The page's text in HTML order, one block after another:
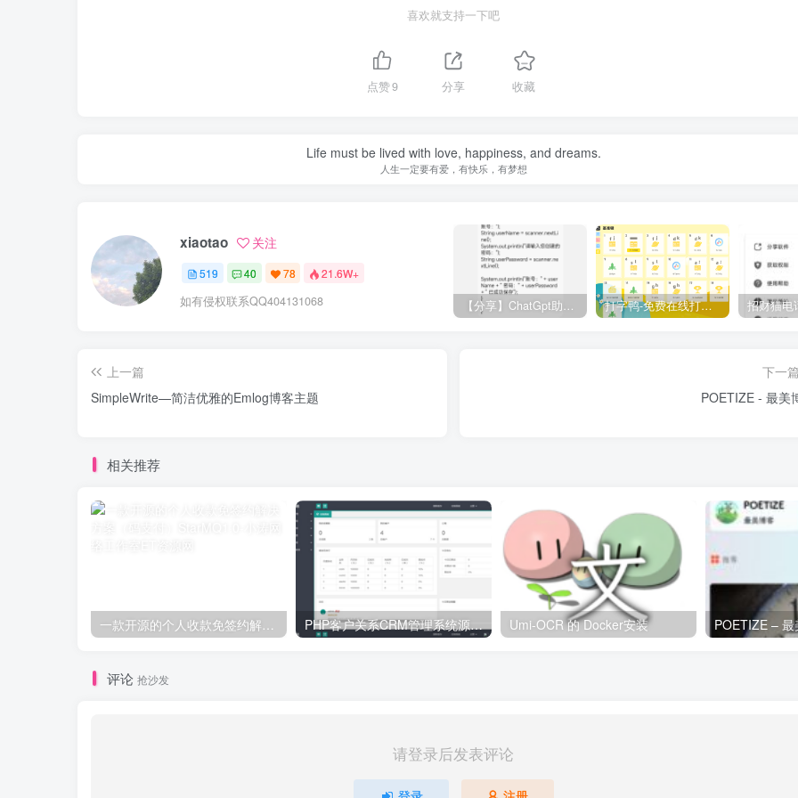
喜欢就支持一下吧
点赞9 分享 收藏
Life must be lived with love, happiness, and dreams.
人生一定要有爱，有快乐，有梦想
xiaotao 关注
519 40 78 21.6W+
如有侵权联系QQ404131068 【分享】ChatGpt助手v1.24免注册直接使用 打字鸭-免费在线打字练习平台
上一篇
SimpleWrite—简洁优雅的Emlog博客主题
下一篇
POETIZE - 最美
相关推荐
PHP客户关系CRM管理系统源码 企业crm管理系统php源码下载 Umi-OCR 的 Docker安装 POETIZE – 最
评论 抢沙发
请登录后发表评论